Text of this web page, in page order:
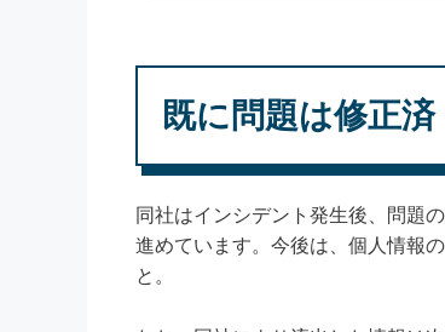
既に問題は修正済
同社はインシデント発生後、問題
進めています。今後は、個人情報
と。